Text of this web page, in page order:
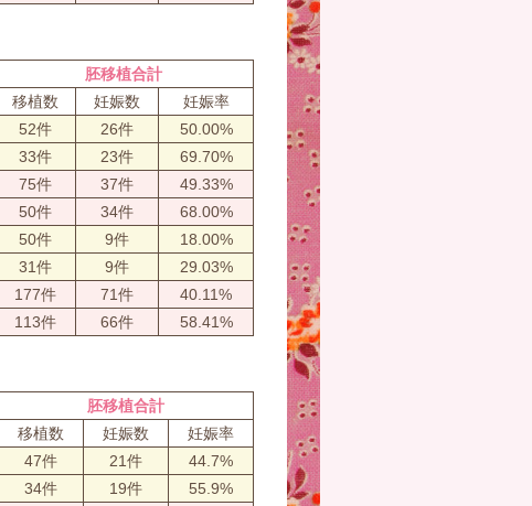
胚移植合計
移植数 妊娠数 妊娠率
52件 26件
50.00%
33件 23件 69.70%
75件 37件
49.33%
50件 34件 68.00%
50件 9件
18.00%
31件 9件 29.03%
177件 71件
40.11%
113件 66件 58.41%
胚移植合計
移植数 妊娠数 妊娠率
47件 21件
44.7%
34件 19件 55.9%